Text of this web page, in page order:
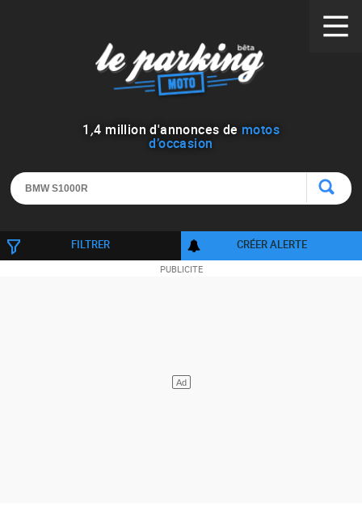
1 ,4 million d'annonces de motos
d’occasion
FILTRER CRÉER ALERTE